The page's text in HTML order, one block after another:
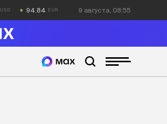
94.84 9 августа, 08:55